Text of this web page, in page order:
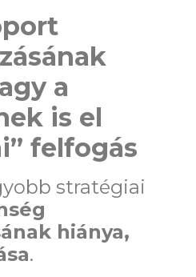
a
is el
felfogás
stratégiai
hiánya,
.